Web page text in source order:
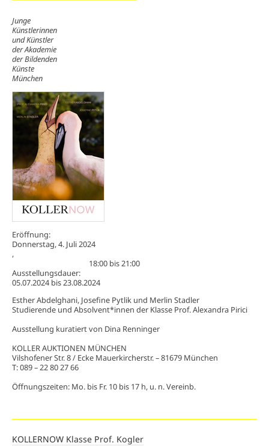
Junge
Künstlerinnen
und Künstler
der Akademie
der Bildenden
Künste
München
Eröffnung:
Donnerstag, 4. Juli 2024
,
18:00 bis21:00
Ausstellungsdauer:
05.07.2024 bis23.08.2024
Esther Abdelghani, Josefine Pytlik und Merlin Stadler
Studierende und Absolvent*innen der Klasse Prof. Alexandra Pirici
Ausstellung kuratiert von Dina Renninger
KOLLER AUKTIONEN MÜNCHEN
Vilshofener Str. 8 / Ecke Mauerkircherstr. – 81679 München
T: 089 – 22 80 27 66
Öffnungszeiten: Mo. bis Fr. 10 bis 17 h, u. n. Vereinb.
KOLLERNOW Klasse Prof. Kogler